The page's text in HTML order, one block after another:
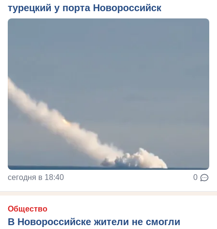
турецкий у порта Новороссийск
сегодня в 18:40 0
Общество
В Новороссийске жители не смогли